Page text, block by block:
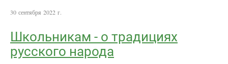
30 сентября 2022 г.
Школьникам - о традициях
русского народа